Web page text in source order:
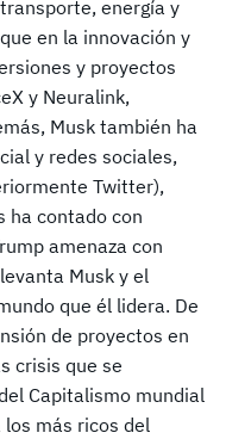
energía y
en la innovación y
y proyectos
y Neuralink,
Musk también ha
y redes sociales,
Twitter),
ha contado con
amenaza con
Musk y el
que él lidera. De
de proyectos en
crisis que se
Capitalismo mundial
más ricos del